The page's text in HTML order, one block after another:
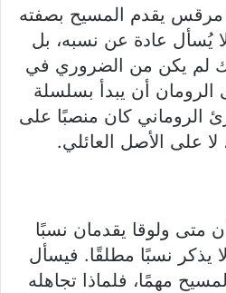
مرقس يقدم المسيح بصفته
لا يُسأل عادة عن نسبه، بل
لم يكن من الضروري في
الرومان أن يبدأ بسلسلة
الروماني كان منصبًا على
لا على الأصل العائلي.
متى ولوقا يقدمان نسبًا
يذكر نسبًا مطلقًا. فيسأل
مهمًا، فلماذا تجاهله